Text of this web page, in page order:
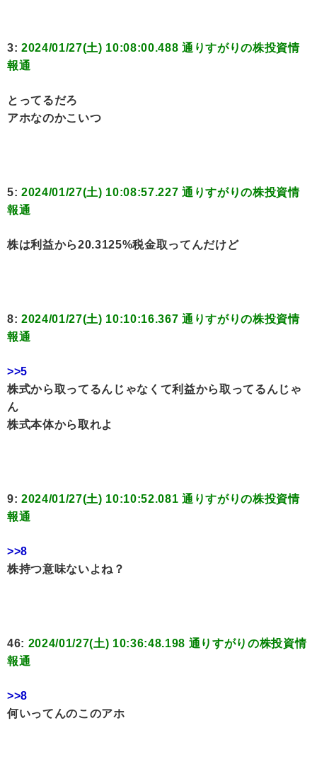
3: 2024/01/27(土) 10:08:00.488 通りすがりの株投資情
報通
とってるだろ
アホなのかこいつ
5: 2024/01/27(土) 10:08:57.227 通りすがりの株投資情
報通
株は利益から20.3125%税金取ってんだけど
8: 2024/01/27(土) 10:10:16.367 通りすがりの株投資情
報通
>>5
株式から取ってるんじゃなくて利益から取ってるんじゃ
ん
株式本体から取れよ
9: 2024/01/27(土) 10:10:52.081 通りすがりの株投資情
報通
>>8
株持つ意味ないよね？
46: 2024/01/27(土) 10:36:48.198 通りすがりの株投資情
報通
>>8
何いってんのこのアホ